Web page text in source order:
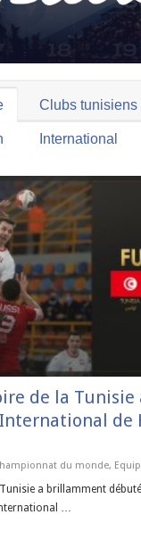
Clubs tunisiens
International
de la Tunisie
de
du monde,
a brillamment
…